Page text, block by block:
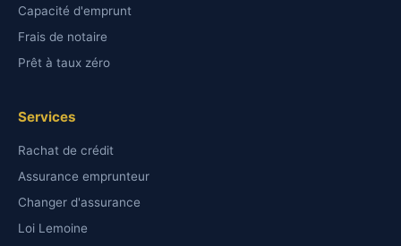
Capacité d'emprunt
Frais de notaire
Prêt à taux zéro
Services
Rachat de crédit
Assurance emprunteur
Changer d'assurance
Loi Lemoine